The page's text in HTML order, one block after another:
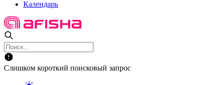
Календарь
Слишком короткий поисковый запрос